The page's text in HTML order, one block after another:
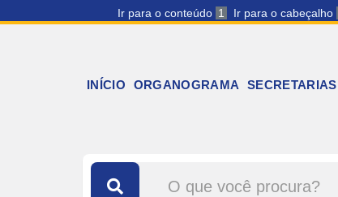
Ir para o conteúdo 1 Ir para o cabeçalho
INÍCIO ORGANOGRAMA SECRETARIAS